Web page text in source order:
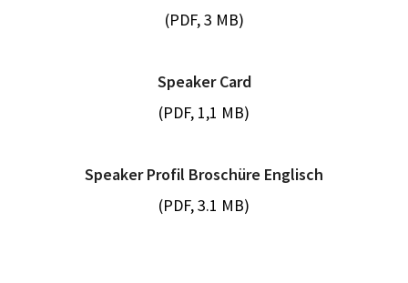
(PDF, 3 MB)
Speaker Card
(PDF, 1,1 MB)
Speaker Profil Broschüre Englisch
(PDF, 3.1 MB)